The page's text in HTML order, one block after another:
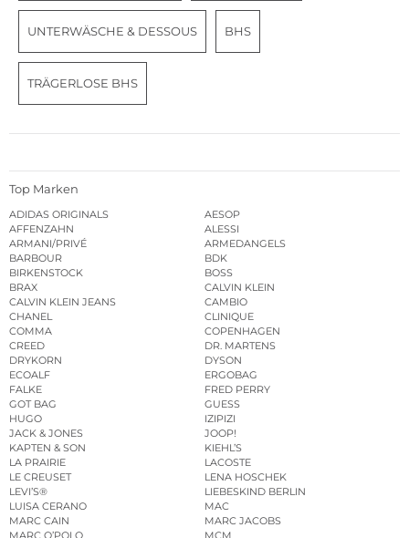
UNTERWÄSCHE & DESSOUS BHS
TRÄGERLOSE BHS
Top Marken
ADIDAS ORIGINALS
AESOP
AFFENZAHN
ALESSI
ARMANI/PRIVÉ
ARMEDANGELS
BARBOUR
BDK
BIRKENSTOCK
BOSS
BRAX
CALVIN KLEIN
CALVIN KLEIN JEANS
CAMBIO
CHANEL
CLINIQUE
COMMA
COPENHAGEN
CREED
DR. MARTENS
DRYKORN
DYSON
ECOALF
ERGOBAG
FALKE
FRED PERRY
GOT BAG
GUESS
HUGO
IZIPIZI
JACK & JONES
JOOP!
KAPTEN & SON
KIEHL’S
LA PRAIRIE
LACOSTE
LE CREUSET
LENA HOSCHEK
LEVI’S®
LIEBESKIND BERLIN
LUISA CERANO
MAC
MARC CAIN
MARC JACOBS
MARC O’POLO
MCM